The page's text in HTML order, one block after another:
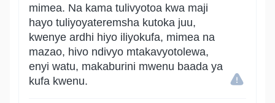
mimea. Na kama tulivyotoa kwa maji
hayo tuliyoyateremsha kutoka juu,
kwenye ardhi hiyo iliyokufa, mimea na
mazao, hivo ndivyo mtakavyotolewa,
enyi watu, makaburini mwenu baada ya
kufa kwenu.